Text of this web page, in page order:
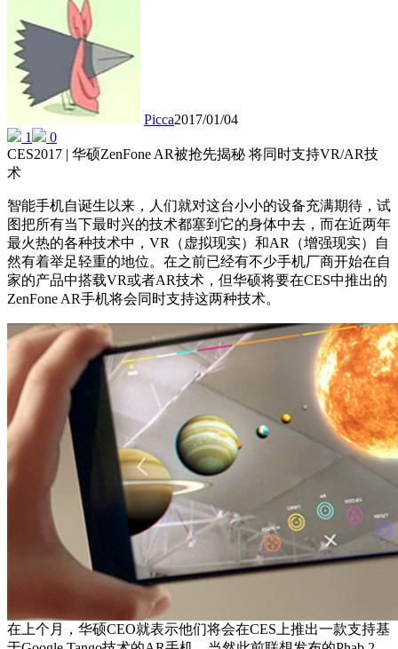
Picca2017/01/04
1
0
CES2017 | 华硕ZenFone AR被抢先揭秘 将同时支持VR/AR技
术
智能手机自诞生以来，人们就对这台小小的设备充满期待，试
图把所有当下最时兴的技术都塞到它的身体中去，而在近两年
最火热的各种技术中，VR（虚拟现实）和AR（增强现实）自
然有着举足轻重的地位。在之前已经有不少手机厂商开始在自
家的产品中搭载VR或者AR技术，但华硕将要在CES中推出的
ZenFone AR手机将会同时支持这两种技术。
在上个月，华硕CEO就表示他们将会在CES上推出一款支持基